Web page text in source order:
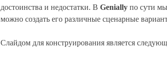
достоинства и недостатки. В Genially по сути
можно создать его различные сценарные
Слайдом для конструирования является